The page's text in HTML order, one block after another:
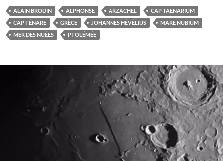
ALAIN BRODIN ALPHONSE ARZACHEL
CAP TAENARIUM
CAP TÉNARE
GRÈCE JOHANNES HÉVÉLIUS
MARE NUBIUM
MER DES NUÉES
PTOLÉMÉE